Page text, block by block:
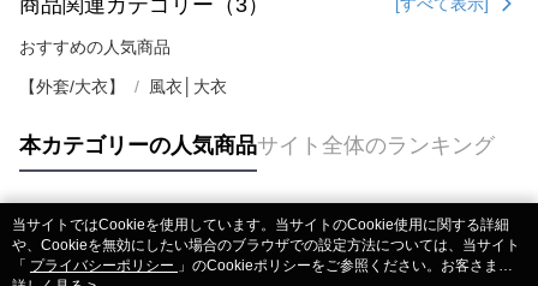
[すべて表示]
おすすめの人気商品
【外套/大衣】 風衣│大衣
本カテゴリーの人気商品サイト全体のランキング
人気タグ
当サイトではCookieを使用しています。当サイトのCookie使用に関する詳細
や、Cookieを無効にしたい場合のブラウザでの設定方法については、当サイト
「 プライバシーポリシー 」のCookieポリシーをご参照ください。お客さま